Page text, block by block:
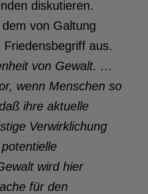
diskutieren.
von Galtung
aus.
von Gewalt. …
wenn Menschen so
ihre aktuelle
Verwirklichung
wird hier
für den